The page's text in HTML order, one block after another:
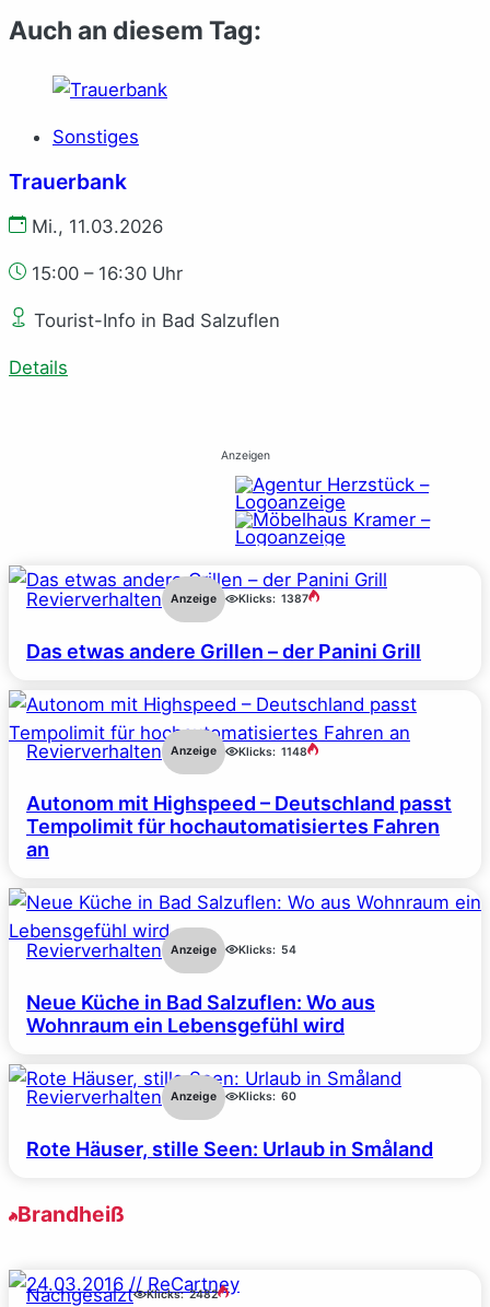
Auch an diesem Tag:
Sonstiges
Trauerbank
Mi., 11.03.2026
15:00 – 16:30 Uhr
Tourist-Info in Bad Salzuflen
Details
Anzeigen
Revierverhalten Anzeige Klicks: 1387
Das etwas andere Grillen – der Panini Grill
Revierverhalten Anzeige Klicks: 1148
Autonom mit Highspeed – Deutschland passt
Tempolimit für hochautomatisiertes Fahren
an
Revierverhalten Anzeige Klicks: 54
Neue Küche in Bad Salzuflen: Wo aus
Wohnraum ein Lebensgefühl wird
Revierverhalten Anzeige Klicks: 60
Rote Häuser, stille Seen: Urlaub in Småland
Brandheiß
Nachgesalzt Klicks: 2482